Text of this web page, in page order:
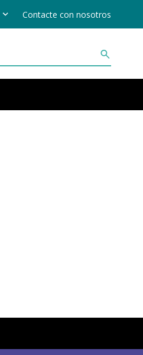
Contacte con nosotros